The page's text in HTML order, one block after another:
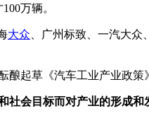
万辆。
大众 、广州标致、一汽大众、
起草《汽车工业产业政策
会目标而对产业的形成和